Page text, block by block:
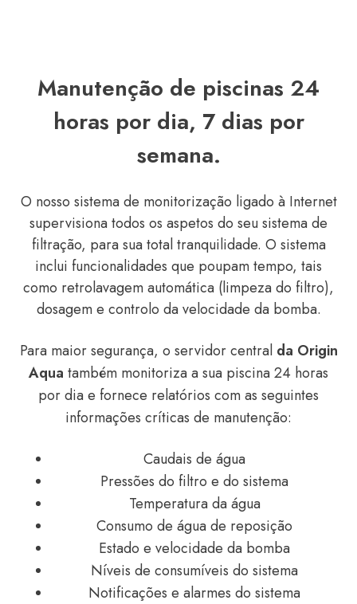
Manutenção de piscinas 24
horas por dia, 7 dias por
semana.
O nosso sistema de monitorização ligado à Internet
supervisiona todos os aspetos do seu sistema de
filtração, para sua total tranquilidade. O sistema
inclui funcionalidades que poupam tempo, tais
como retrolavagem automática (limpeza do filtro),
dosagem e controlo da velocidade da bomba.
Para maior segurança, o servidor central da Origin
Aqua também monitoriza a sua piscina 24 horas
por dia e fornece relatórios com as seguintes
informações críticas de manutenção:
Caudais de água
Pressões do filtro e do sistema
Temperatura da água
Consumo de água de reposição
Estado e velocidade da bomba
Níveis de consumíveis do sistema
Notificações e alarmes do sistema